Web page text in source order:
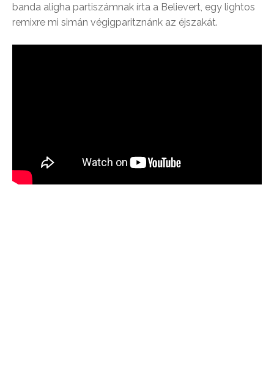
banda aligha partiszámnak írta a Believert, egy lightos
remixre mi simán végigparitznánk az éjszakát.